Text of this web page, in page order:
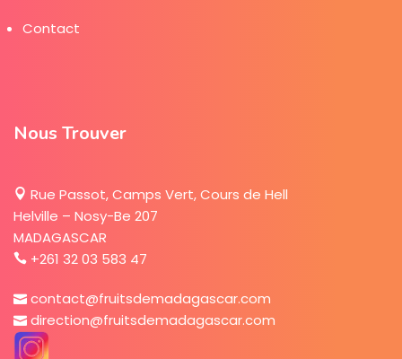
Contact
Nous Trouver
Rue Passot, Camps Vert, Cours de Hell
Helville – Nosy-Be 207
MADAGASCAR
+261 32 03 583 47
contact@fruitsdemadagascar.com
direction@fruitsdemadagascar.com